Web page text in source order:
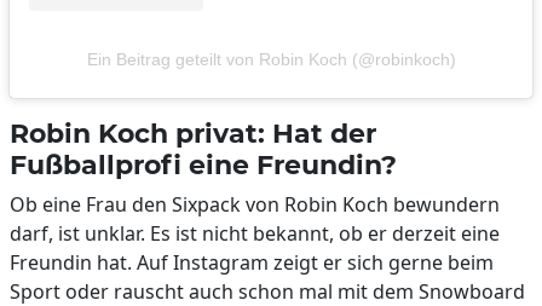
Ein Beitrag geteilt von Robin Koch (@robinkoch)
Robin Koch privat: Hat der
Fußballprofi eine Freundin?
Ob eine Frau den Sixpack von Robin Koch bewundern
darf, ist unklar. Es ist nicht bekannt, ob er derzeit eine
Freundin hat. Auf Instagram zeigt er sich gerne beim
Sport oder rauscht auch schon mal mit dem Snowboard